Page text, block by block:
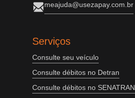
meajuda@usezapay.com.br
Serviços
Consulte seu veículo
Consulte débitos no Detran
Consulte débitos no SENATRAN